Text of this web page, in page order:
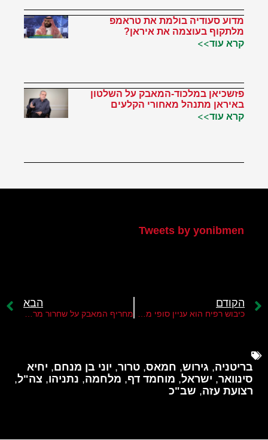
מדוע סעודיה בולמת את טראמפ
מלתקוף בעוצמה את איראן?
קרא עוד>>
פזשכיאן במלכוד-המאבק על השלטון
באיראן מתנהל מאחורי הקלעים
קרא עוד>>
Tweets by yonibmen
הקודם הבא
בריטניה, גירוש, חמאס, טרור, יוני בן מנחם, יחיא
סינוואר, ישראל, מוחמד דף, מלחמה, נתניהו, צה"ל,
רצועת עזה, שב"כ